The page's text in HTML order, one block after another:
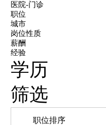
医院-门诊
职位
城市
岗位性质
薪酬
经验
学历
筛选
职位排序